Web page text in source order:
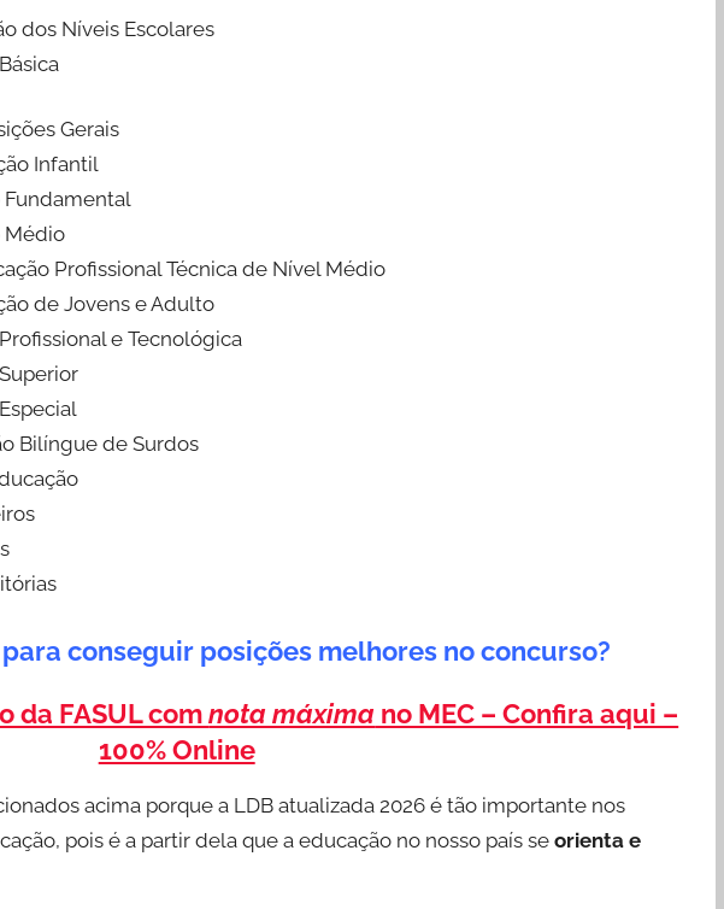
dos Níveis Escolares
Gerais
Infantil
Fundamental
Médio
Profissional Técnica de Nível Médio
de Jovens e Adulto
e Tecnológica
Bilíngue de Surdos
conseguir posições melhores no concurso?
da FASUL comnota máxima no MEC – Confira aqui –
100% Online
acima porque a LDB atualizada 2026 é tão importante nos
pois é a partir dela que a educação no nosso país se orienta e